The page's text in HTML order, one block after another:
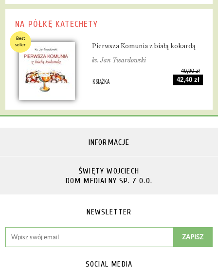
NA PÓŁKĘ KATECHETY
Best
seller
Pierwsza Komunia z białą kokardą
ks. Jan Twardowski
KSIĄŻKA
49,90 zł
42,40 zł
INFORMACJE
ŚWIĘTY WOJCIECH
DOM MEDIALNY SP. Z O.O.
NEWSLETTER
SOCIAL MEDIA